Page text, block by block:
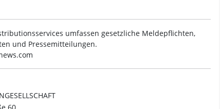
umfassen gesetzliche Meldepflichten,
und Pressemitteilungen.